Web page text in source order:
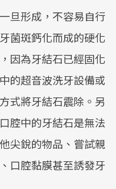
旦形成，不容易自行
菌斑鈣化而成的硬化
因為牙結石已經固化
的超音波洗牙設備或
式將牙結石震除。另
腔中的牙結石是無法
尖銳的物品、嘗試親
口腔黏膜甚至誘發牙